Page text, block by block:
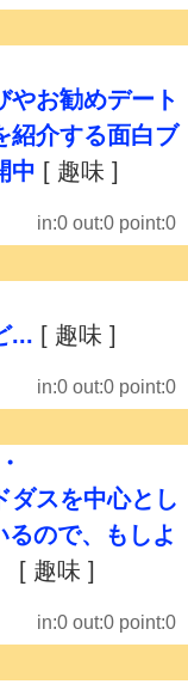
やお勧めデート
紹介する面白ブ
中 [ 趣味 ]
in:0 out:0 point:0
... [ 趣味 ]
in:0 out:0 point:0
ダスを中心とし
ので、もしよ
[ 趣味 ]
in:0 out:0 point:0